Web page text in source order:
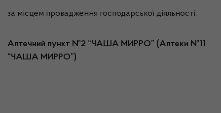
за місцем провадження господарської діяльності:
Аптечний пункт №2 “ЧАША МИРРО” (Аптеки №11
“ЧАША МИРРО”)